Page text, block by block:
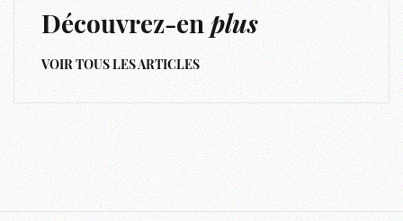
Découvrez-enplus
VOIR TOUS LES ARTICLES